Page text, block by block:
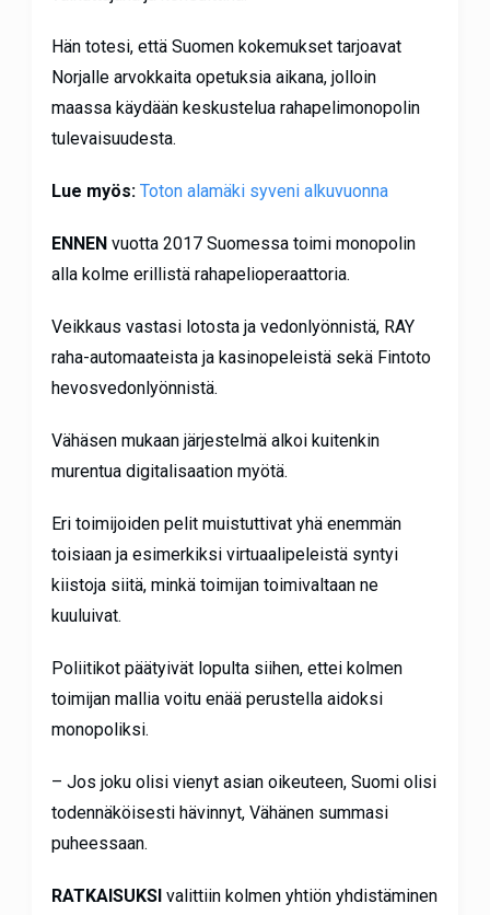
Hän totesi, että Suomen kokemukset tarjoavat
Norjalle arvokkaita opetuksia aikana, jolloin
maassa käydään keskustelua rahapelimonopolin
tulevaisuudesta.
Lue myös: Toton alamäki syveni alkuvuonna
ENNEN vuotta 2017 Suomessa toimi monopolin
alla kolme erillistä rahapelioperaattoria.
Veikkaus vastasi lotosta ja vedonlyönnistä, RAY
raha-automaateista ja kasinopeleistä sekä Fintoto
hevosvedonlyönnistä.
Vähäsen mukaan järjestelmä alkoi kuitenkin
murentua digitalisaation myötä.
Eri toimijoiden pelit muistuttivat yhä enemmän
toisiaan ja esimerkiksi virtuaalipeleistä syntyi
kiistoja siitä, minkä toimijan toimivaltaan ne
kuuluivat.
Poliitikot päätyivät lopulta siihen, ettei kolmen
toimijan mallia voitu enää perustella aidoksi
monopoliksi.
– Jos joku olisi vienyt asian oikeuteen, Suomi olisi
todennäköisesti hävinnyt, Vähänen summasi
puheessaan.
RATKAISUKSI valittiin kolmen yhtiön yhdistäminen